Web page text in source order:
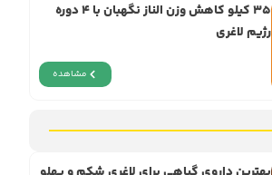
۳۵ کیلو کاهش وزن الناز نگهبان با ۴ دوره
رژیم لاغری
مشاهده